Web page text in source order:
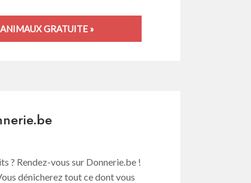
GRATUITE »
? Rendez-vous sur Donnerie.be !
dénicherez tout ce dont vous